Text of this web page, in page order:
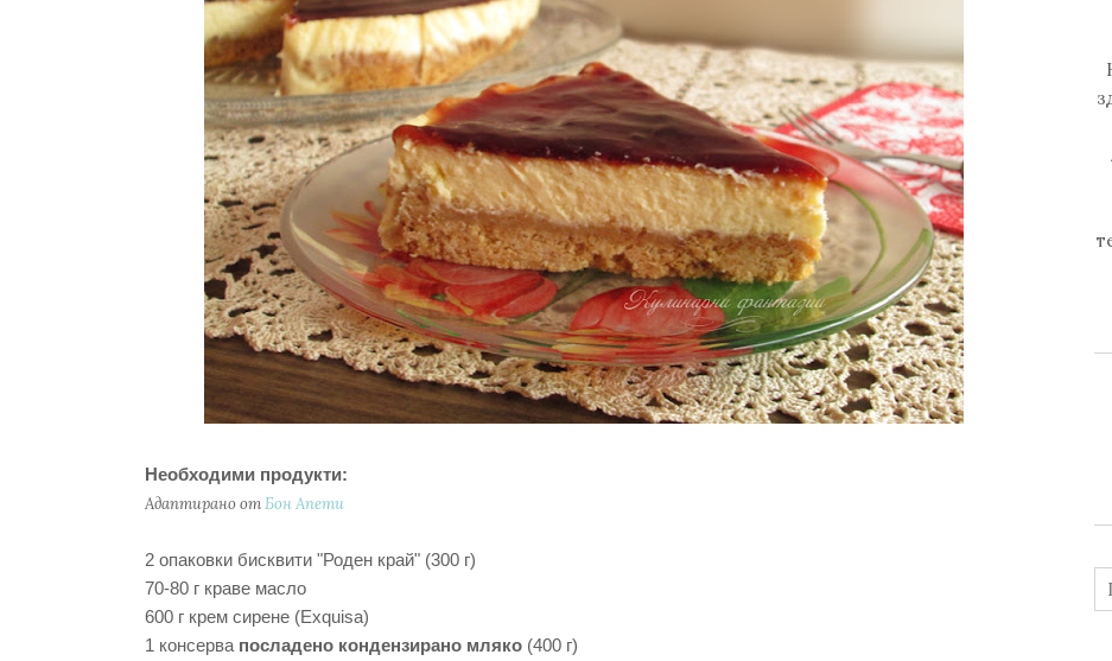
Необходими продукти:
Адаптирано отБон Апети
2 опаковки бисквити "Роден край" (300 г)
70-80 г краве масло
600 г крем сирене (Exquisa)
1 консерва посладено кондензирано мляко (400 г)